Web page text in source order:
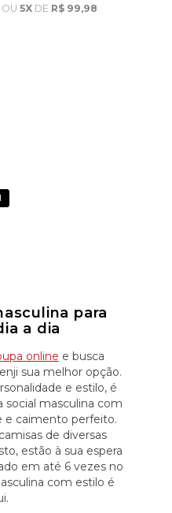
OU 5X DE R$ 99,98
para
a dia
online e busca
sua melhor opção.
e estilo, é
social masculina com
e caimento perfeito.
de diversas
estão à sua espera
em até 6 vezes no
com estilo é